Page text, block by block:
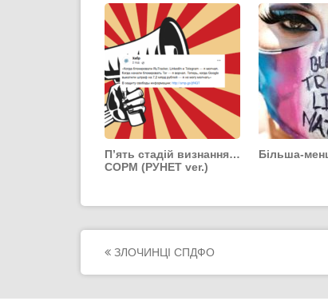
П’ять стадій визнання…
СОРМ (РУНЕТ ver.)
Більша-
Post
navigation
ЗЛОЧИНЦІ СПДФО